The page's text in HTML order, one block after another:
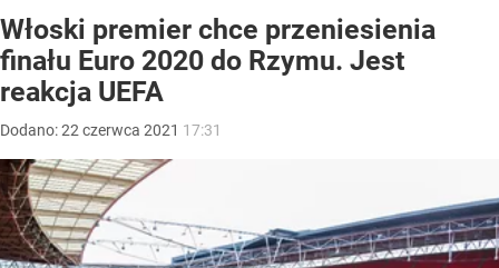
Włoski premier chce przeniesienia
finału Euro 2020 do Rzymu. Jest
reakcja UEFA
Dodano:22 czerwca 2021 17:31